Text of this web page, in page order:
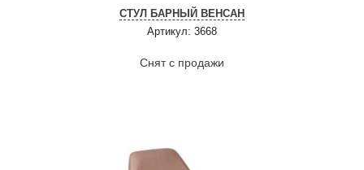
СТУЛ БАРНЫЙ ВЕНСАН
Артикул: 3668
Снят с продажи